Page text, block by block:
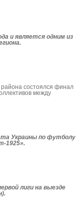
и является одним из
состоялся финал
между
Украины по футболу
1925».
лиги на выезде